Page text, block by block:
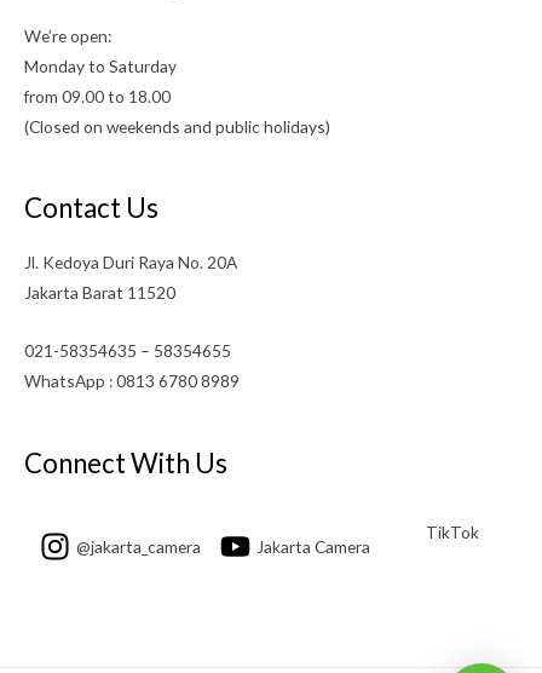
We’re open:
Monday to Saturday
from 09.00 to 18.00
(Closed on weekends and public holidays)
Contact Us
Jl. Kedoya Duri Raya No. 20A
Jakarta Barat 11520
021-58354635 – 58354655
WhatsApp : 0813 6780 8989
Connect With Us
@jakarta_camera Jakarta Camera
TikTok